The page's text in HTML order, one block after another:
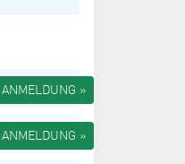
ANMELDUNG »
ANMELDUNG »